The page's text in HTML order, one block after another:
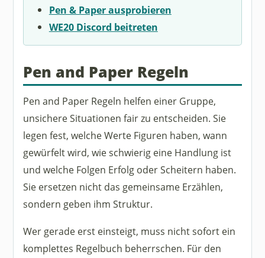
Pen & Paper ausprobieren
WE20 Discord beitreten
Pen and Paper Regeln
Pen and Paper Regeln helfen einer Gruppe,
unsichere Situationen fair zu entscheiden. Sie
legen fest, welche Werte Figuren haben, wann
gewürfelt wird, wie schwierig eine Handlung ist
und welche Folgen Erfolg oder Scheitern haben.
Sie ersetzen nicht das gemeinsame Erzählen,
sondern geben ihm Struktur.
Wer gerade erst einsteigt, muss nicht sofort ein
komplettes Regelbuch beherrschen. Für den